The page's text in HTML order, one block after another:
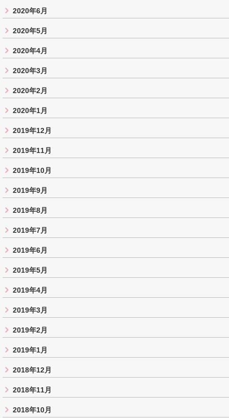
2020年6月
2020年5月
2020年4月
2020年3月
2020年2月
2020年1月
2019年12月
2019年11月
2019年10月
2019年9月
2019年8月
2019年7月
2019年6月
2019年5月
2019年4月
2019年3月
2019年2月
2019年1月
2018年12月
2018年11月
2018年10月